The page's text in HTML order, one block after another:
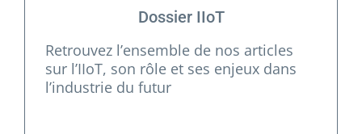
Dossier IIoT
Retrouvez l’ensemble de nos articles
sur l’IIoT, son rôle et ses enjeux dans
l’industrie du futur